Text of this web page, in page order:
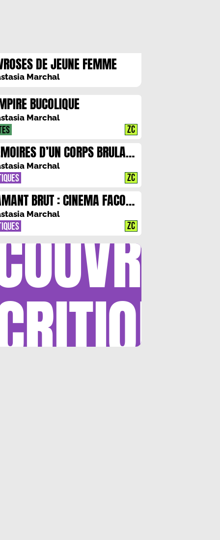
DE JEUNE FEMME
Marchal
BUCOLIQUE
Marchal
ZC
D’UN CORPS BRULANT
DESIRS
Marchal
ZC
BRUT : CINEMA FACON
Marchal
ZC